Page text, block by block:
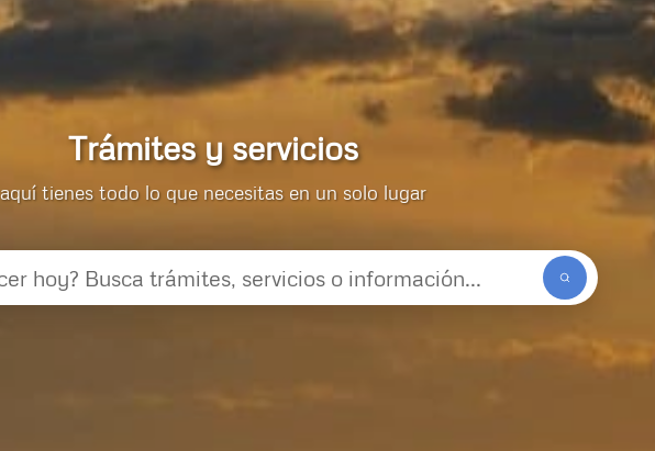
Trámites y servicios
aquí tienes todo lo que necesitas en un solo lugar